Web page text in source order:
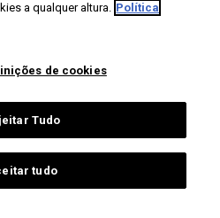
a qualquer altura. Política
de cookies
Tudo
tudo